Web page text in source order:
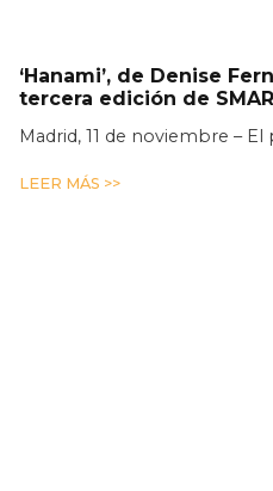
‘Hanami’, de Denise
tercera edición de
Madrid, 11 de noviembre –
LEER MÁS >>